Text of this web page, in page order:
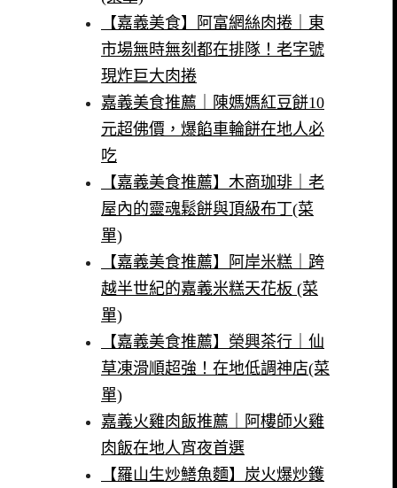
【嘉義美食】阿富網絲肉捲｜東
市場無時無刻都在排隊！老字號
現炸巨大肉捲
嘉義美食推薦｜陳媽媽紅豆餅10
元超佛價，爆餡車輪餅在地人必
吃
【嘉義美食推薦】木商珈琲｜老
屋內的靈魂鬆餅與頂級布丁(菜
單)
【嘉義美食推薦】阿岸米糕｜跨
越半世紀的嘉義米糕天花板 (菜
單)
【嘉義美食推薦】榮興茶行｜仙
草凍滑順超強！在地低調神店(菜
單)
嘉義火雞肉飯推薦｜阿樓師火雞
肉飯在地人宵夜首選
【羅山生炒鱔魚麵】炭火爆炒鑊